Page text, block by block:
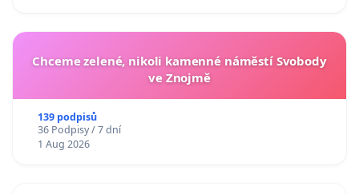
Chceme zelené, nikoli kamenné náměstí Svobody
ve Znojmě
139 podpisů
36 Podpisy / 7 dní
1 Aug 2026